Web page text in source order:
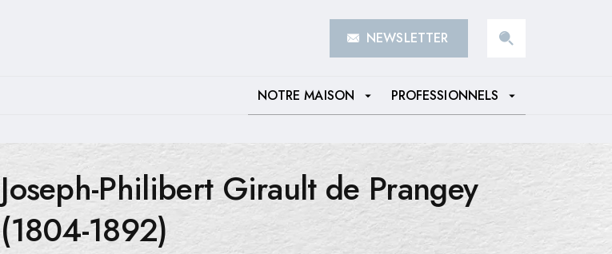
NEWSLETTER
NOTRE MAISON arrow_drop_down PROFESSIONNELS arrow_drop_down
Joseph-Philibert Girault de Prangey
(1804-1892)